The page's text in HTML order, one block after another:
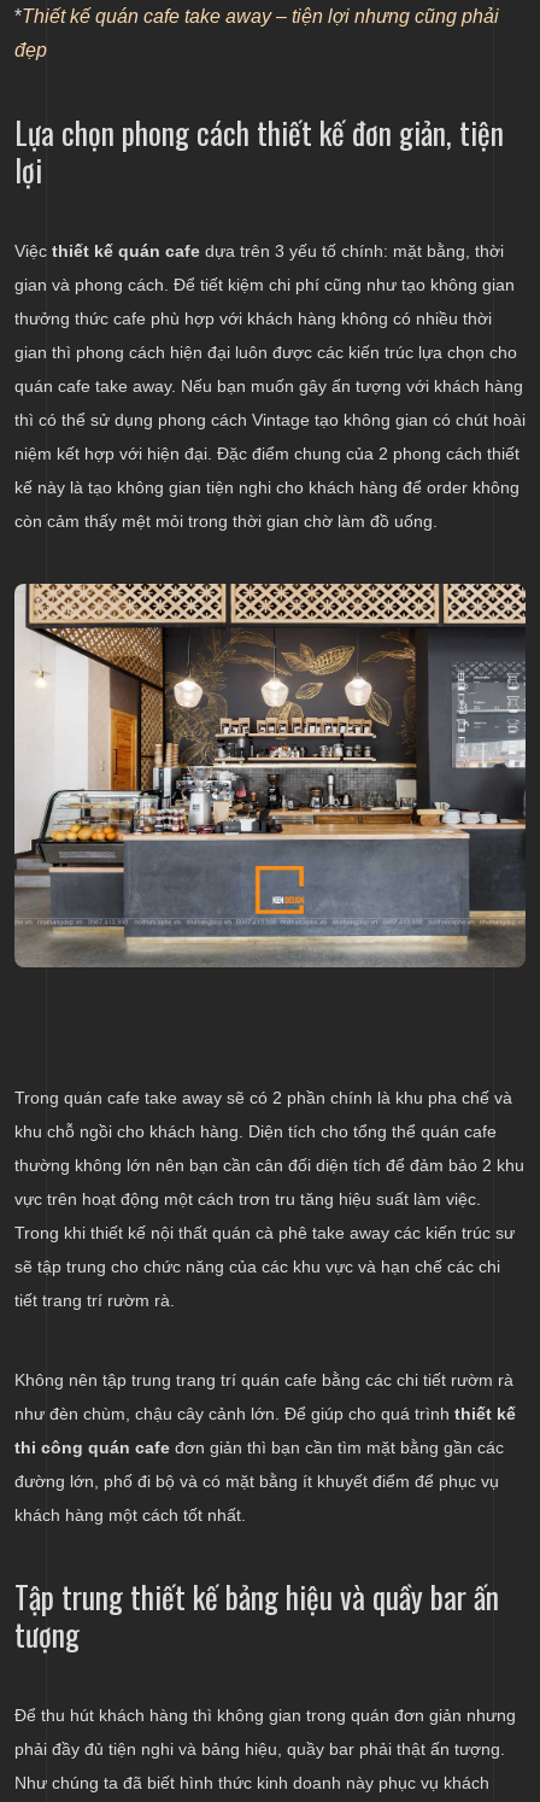
*Thiết kế quán cafe take away – tiện lợi nhưng cũng phải
đẹp
Lựa chọn phong cách thiết kế đơn giản, tiện
lợi
Việc thiết kế quán cafe dựa trên 3 yếu tố chính: mặt bằng, thời
gian và phong cách. Để tiết kiệm chi phí cũng như tạo không gian
thưởng thức cafe phù hợp với khách hàng không có nhiều thời
gian thì phong cách hiện đại luôn được các kiến trúc lựa chọn cho
quán cafe take away. Nếu bạn muốn gây ấn tượng với khách hàng
thì có thể sử dụng phong cách Vintage tạo không gian có chút hoài
niệm kết hợp với hiện đại. Đặc điểm chung của 2 phong cách thiết
kế này là tạo không gian tiện nghi cho khách hàng để order không
còn cảm thấy mệt mỏi trong thời gian chờ làm đồ uống.
Trong quán cafe take away sẽ có 2 phần chính là khu pha chế và
khu chỗ ngồi cho khách hàng. Diện tích cho tổng thể quán cafe
thường không lớn nên bạn cần cân đối diện tích để đảm bảo 2 khu
vực trên hoạt động một cách trơn tru tăng hiệu suất làm việc.
Trong khi thiết kế nội thất quán cà phê take away các kiến trúc sư
sẽ tập trung cho chức năng của các khu vực và hạn chế các chi
tiết trang trí rườm rà.
Không nên tập trung trang trí quán cafe bằng các chi tiết rườm rà
như đèn chùm, chậu cây cảnh lớn. Để giúp cho quá trình thiết kế
thi công quán cafe đơn giản thì bạn cần tìm mặt bằng gần các
đường lớn, phố đi bộ và có mặt bằng ít khuyết điểm để phục vụ
khách hàng một cách tốt nhất.
Tập trung thiết kế bảng hiệu và quầy bar ấn
tượng
Để thu hút khách hàng thì không gian trong quán đơn giản nhưng
phải đầy đủ tiện nghi và bảng hiệu, quầy bar phải thật ấn tượng.
Như chúng ta đã biết hình thức kinh doanh này phục vụ khách